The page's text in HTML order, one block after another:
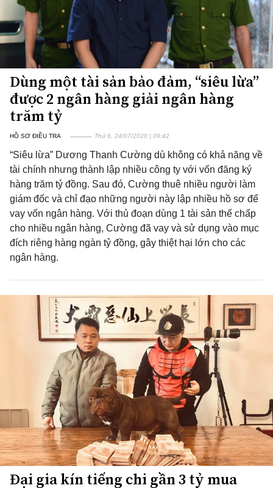
Dùng một tài sản bảo đảm, “siêu lừa”
được 2 ngân hàng giải ngân hàng
trăm tỷ
HỒ SƠ ĐIỀU TRA Thứ 6, 24/07/2020 | 09:42
“Siêu lừa” Dương Thanh Cường dù không có khả năng về
tài chính nhưng thành lập nhiều công ty với vốn đăng ký
hàng trăm tỷ đồng. Sau đó, Cường thuê nhiều người làm
giám đốc và chỉ đạo những người này lập nhiều hồ sơ để
vay vốn ngân hàng. Với thủ đoạn dùng 1 tài sản thế chấp
cho nhiều ngân hàng, Cường đã vay và sử dụng vào mục
đích riêng hàng ngàn tỷ đồng, gây thiệt hại lớn cho các
ngân hàng.
Đại gia kín tiếng chi gần 3 tỷ mua